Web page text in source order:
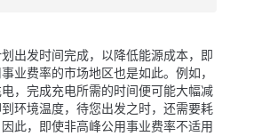
出发时间完成，以降低能源成本，即
业费率的市场地区也是如此。例如，
，完成充电所需的时间便可能大幅减
环境温度，待您出发之时，还需要耗
此，即使非高峰公用事业费率不适用